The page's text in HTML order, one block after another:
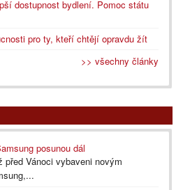
dostupnost bydlení. Pomoc státu
pro ty, kteří chtějí opravdu žít
>> všechny články
posunou dál
před Vánoci vybaveni novým